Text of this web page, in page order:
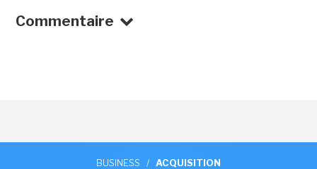
Commentaire
BUSINESS / ACQUISITION